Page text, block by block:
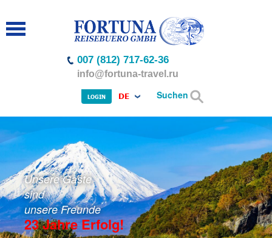
Suchen
007 (812) 717-62-36
info@fortuna-travel.ru
LOGIN DE
Unsere Gäste
sind
unsere Freunde
23 Jahre Erfolg!